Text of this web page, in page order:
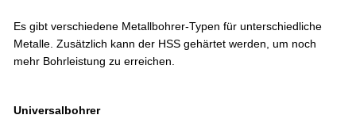
Es gibt verschiedene Metallbohrer-Typen für unterschiedliche
Metalle. Zusätzlich kann der HSS gehärtet werden, um noch
mehr Bohrleistung zu erreichen.
Universalbohrer